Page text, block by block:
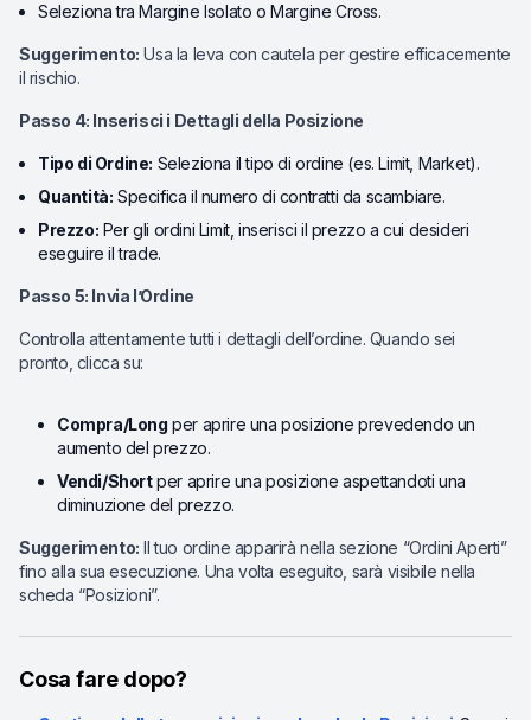
Seleziona tra Margine Isolato o Margine Cross.
Suggerimento: Usa la leva con cautela per gestire efficacemente
il rischio.
Passo 4: Inserisci i Dettagli della Posizione
Tipo di Ordine: Seleziona il tipo di ordine (es. Limit, Market).
Quantità: Specifica il numero di contratti da scambiare.
Prezzo: Per gli ordini Limit, inserisci il prezzo a cui desideri
eseguire il trade.
Passo 5: Invia l’Ordine
Controlla attentamente tutti i dettagli dell’ordine. Quando sei
pronto, clicca su:
Compra/Long per aprire una posizione prevedendo un
aumento del prezzo.
Vendi/Shortper aprire una posizione aspettandoti una
diminuzione del prezzo.
Suggerimento: Il tuo ordine apparirà nella sezione “Ordini Aperti”
fino alla sua esecuzione. Una volta eseguito, sarà visibile nella
scheda “Posizioni”.
Cosa fare dopo?